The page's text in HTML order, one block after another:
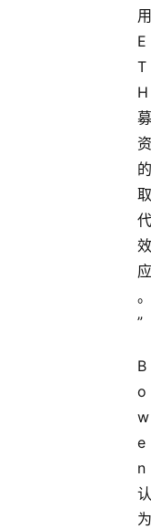
用
E
T
H
募
资
的
取
代
效
应
。
”
B
o
w
e
n
认
为